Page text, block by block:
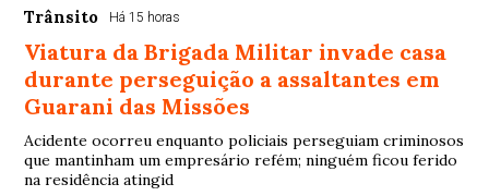
Trânsito Há 15 horas
Viatura da Brigada Militar invade casa
durante perseguição a assaltantes em
Guarani das Missões
Acidente ocorreu enquanto policiais perseguiam criminosos
que mantinham um empresário refém; ninguém ficou ferido
na residência atingid